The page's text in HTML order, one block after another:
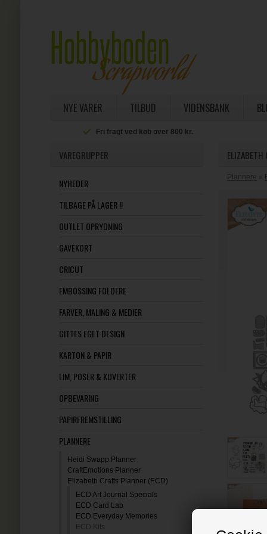
NYE VARER TILBUD VIDENSBANK
Fri fragt ved køb over 800 kr.
VAREGRUPPER
NYHEDER
TILBAGE PÅ LAGER !!
OUTLET OPRYDNING
GAVEKORT
CRICUT
EMBOSSING FOLDERE
FARVER, MALING & MEDIER
GITTES EGET DESIGN
KARTON & PAPIR
LIM, POSER & KUVERTER
OPBEVARING
PAPIRFREMSTILLING
PLANNERE
Heidi Swapp Planner
CraftEmotions Planner
Elizabeth Crafts Planner (ECD)
ECD Art Journal Specials
ECD Card Lab
ECD Everyday Memories
ECD Kits
Plannere »